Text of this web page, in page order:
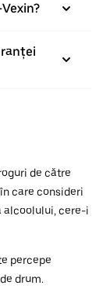
de către
care consideri
alcoolului, cere-i
percepe
drum.